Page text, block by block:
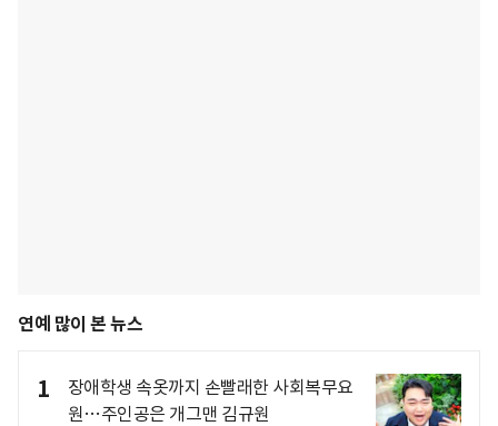
연예 많이 본 뉴스
1
장애학생 속옷까지 손빨래한 사회복무요
원…주인공은 개그맨 김규원